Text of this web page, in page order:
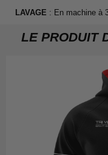
LAVAGE : En machine à
LE PRODUIT